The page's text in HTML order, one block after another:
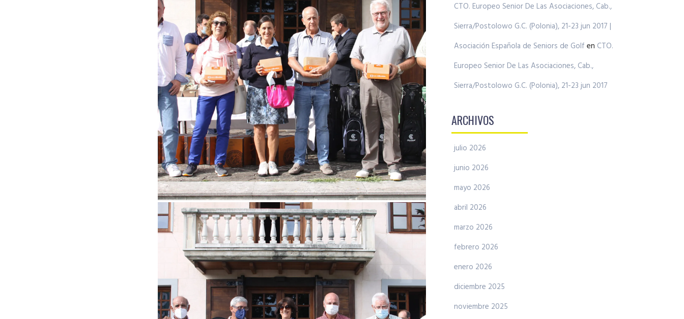
CTO. Europeo Senior De Las Asociaciones, Cab.,
Sierra/Postolowo G.C. (Polonia), 21-23 jun 2017 |
Asociación Española de Seniors de Golf en CTO.
Europeo Senior De Las Asociaciones, Cab.,
Sierra/Postolowo G.C. (Polonia), 21-23 jun 2017
ARCHIVOS
julio 2026
junio 2026
mayo 2026
abril 2026
marzo 2026
febrero 2026
enero 2026
diciembre 2025
noviembre 2025